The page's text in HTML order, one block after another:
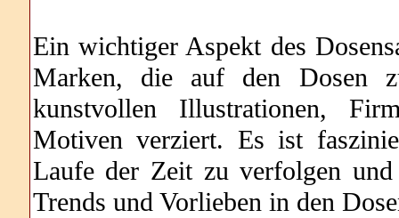
Ein wichtiger Aspekt des
Marken, die auf den Dosen
kunstvollen Illustrationen,
Motiven verziert. Es ist
Laufe der Zeit zu verfolgen
Trends und Vorlieben in den